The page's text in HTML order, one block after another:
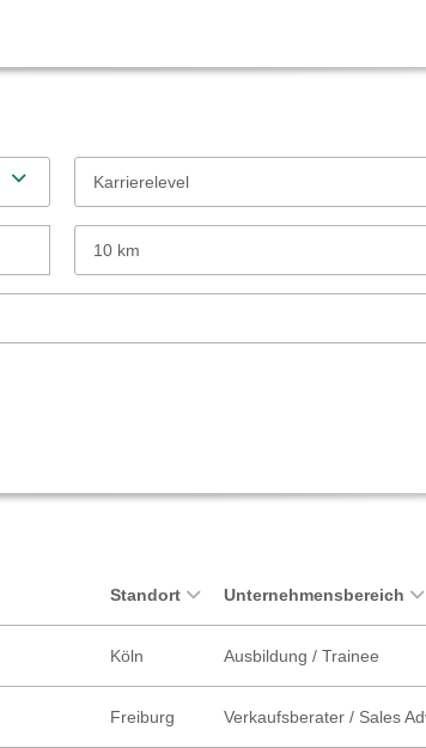
Karrierelevel
10 km
Standort Unternehmensbereich
Köln Ausbildung / Trainee
Freiburg Verkaufsberater / Sales